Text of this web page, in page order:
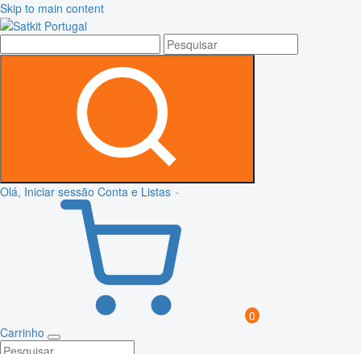
Skip to main content
Olá, Iniciar sessão Conta e Listas
0
Carrinho